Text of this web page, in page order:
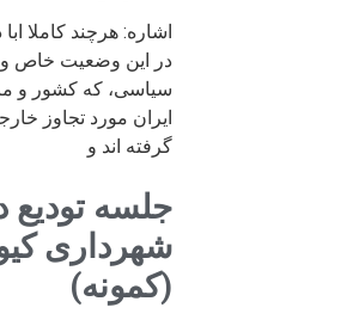
اشاره: هرچند کاملا
در این وضعیت خاص و
سیاسی، که کشور و
ایران مورد تجاوز
گرفته اند و
جلسه تودیع
شهرداری
(کمونه)